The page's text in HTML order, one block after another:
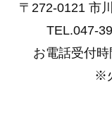
〒272-0121 市
TEL.047-
お電話受付
※